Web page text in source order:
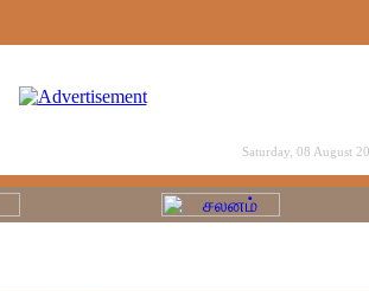
Saturday, 08 August